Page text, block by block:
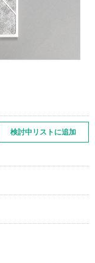
検討中リストに追加